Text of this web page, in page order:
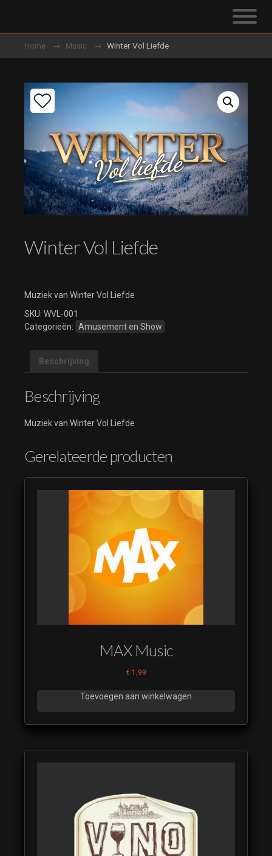
Home Music Winter Vol Liefde
Winter Vol Liefde
Muziek van Winter Vol Liefde
SKU: WVL-001
Categorieën: Amusement en Show
Beschrijving
Beschrijving
Muziek van Winter Vol Liefde
Gerelateerde producten
MAX Music
€ 1,99
Toevoegen aan winkelwagen